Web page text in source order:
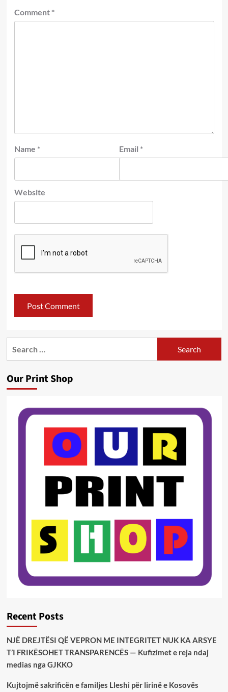
Comment *
Name * Email *
Website
Our Print Shop
Recent Posts
NJË DREJTËSI QË VEPRON ME INTEGRITET NUK KA ARSYE
T’I FRIKËSOHET TRANSPARENCËS — Kufizimet e reja ndaj
medias nga GJKKO
Kujtojmë sakrificën e familjes Lleshi për lirinë e Kosovës